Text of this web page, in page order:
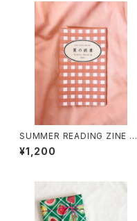
SUMMER READING ZINE 20
26
¥1,200